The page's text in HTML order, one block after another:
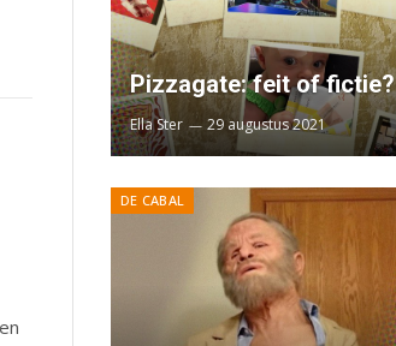
Pizzagate: feit of fictie?
Ella Ster 29 augustus 2021
DE CABAL